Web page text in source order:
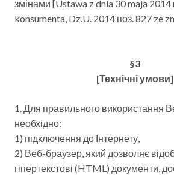
змінами [Ustawa z dnia 30 maja 2014
konsumenta, Dz.U. 2014 поз. 827 ze
§3
[Технічні умови]
1. Для правильного використання
необхідно:
1) підключення до Інтернету,
2) Веб-браузер, який дозволяє
гіпертекстові (HTML) документи,